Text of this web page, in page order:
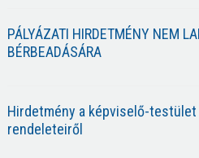
PÁLYÁZATI HIRDETMÉNY NEM
BÉRBEADÁSÁRA
Hirdetmény a képviselő-testület
rendeleteiről